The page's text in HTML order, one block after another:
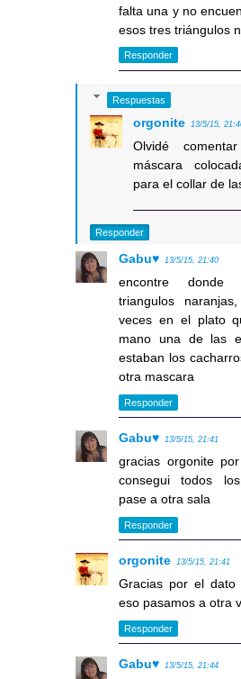
falta una y no
esos tres triángulos
Responder
Respuestas
orgonite 13/5/15,
Olvidé
máscara
para el collar de
Responder
Gabu♥ 13/5/15, 21:40
encontre
triangulos
veces en el plato
mano una de las
estaban los
otra mascara
Responder
Gabu♥ 13/5/15, 21:41
gracias orgonite
consegui todos
pase a otra sala
Responder
orgonite 13/5/15, 21:41
Gracias por el dato
eso pasamos a otra
Responder
Gabu♥ 13/5/15, 21:44